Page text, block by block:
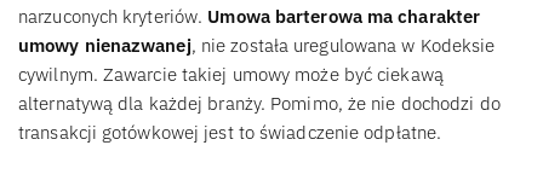
narzuconych kryteriów. Umowa barterowa ma charakter
umowy nienazwanej, nie została uregulowana w Kodeksie
cywilnym. Zawarcie takiej umowy może być ciekawą
alternatywą dla każdej branży. Pomimo, że nie dochodzi do
transakcji gotówkowej jest to świadczenie odpłatne.